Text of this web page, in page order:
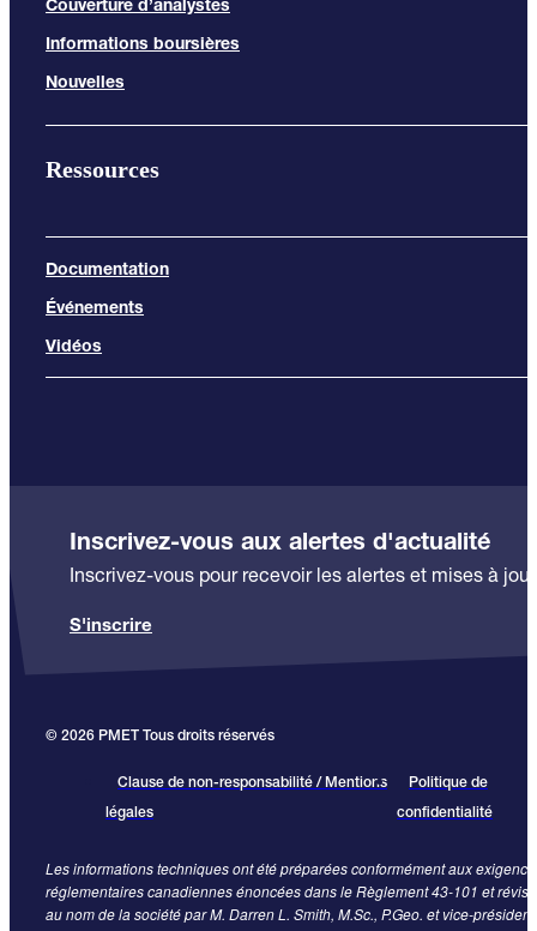
Informations boursières
Nouvelles
Ressources
Documentation
Événements
Vidéos
Inscrivez-vous aux alertes d'actualité
Inscrivez-vous pour recevoir les alertes et mises à jour
S'inscrire
© 2026 PMET Tous droits réservés
Clause de non-responsabilité / Mentions
légales
Politique de
confidentialité
Les informations techniques ont été préparées conformément aux
réglementaires canadiennes énoncées dans le Règlement 43-101 et
au nom de la société par M. Darren L. Smith, M.Sc., P.Geo. et vice-président